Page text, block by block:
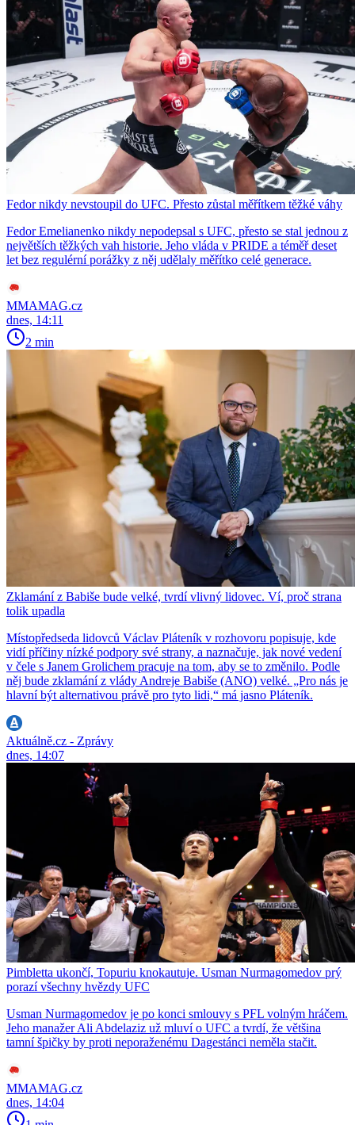
Fedor nikdy nevstoupil do UFC. Přesto zůstal měřítkem těžké váhy
Fedor Emelianenko nikdy nepodepsal s UFC, přesto se stal jednou z
největších těžkých vah historie. Jeho vláda v PRIDE a téměř deset
let bez regulérní porážky z něj udělaly měřítko celé generace.
MMAMAG.cz
dnes, 14:11
2 min
Zklamání z Babiše bude velké, tvrdí vlivný lidovec. Ví, proč strana
tolik upadla
Místopředseda lidovců Václav Pláteník v rozhovoru popisuje, kde
vidí příčiny nízké podpory své strany, a naznačuje, jak nové vedení
v čele s Janem Grolichem pracuje na tom, aby se to změnilo. Podle
něj bude zklamání z vlády Andreje Babiše (ANO) velké. „Pro nás je
hlavní být alternativou právě pro tyto lidi,“ má jasno Pláteník.
Aktuálně.cz - Zprávy
dnes, 14:07
Pimbletta ukončí, Topuriu knokautuje. Usman Nurmagomedov prý
porazí všechny hvězdy UFC
Usman Nurmagomedov je po konci smlouvy s PFL volným hráčem.
Jeho manažer Ali Abdelaziz už mluví o UFC a tvrdí, že většina
tamní špičky by proti neporaženému Dagestánci neměla stačit.
MMAMAG.cz
dnes, 14:04